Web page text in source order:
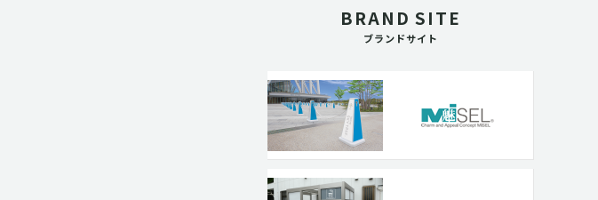
BRAND SITE
ブランドサイト